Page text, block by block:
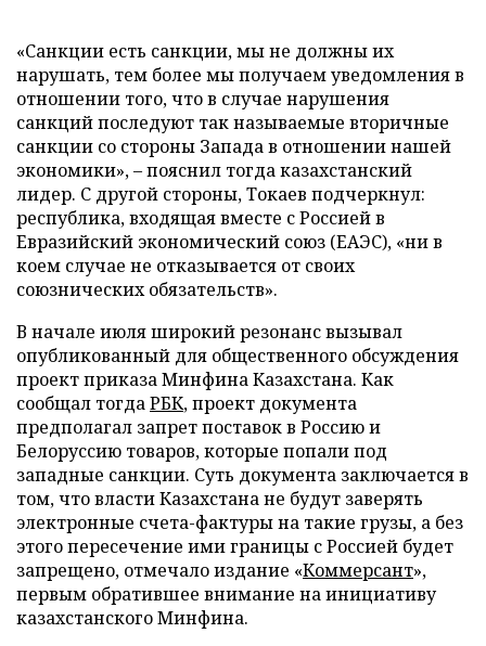
«Санкции есть санкции, мы не должны их
нарушать, тем более мы получаем уведомления в
отношении того, что в случае нарушения
санкций последуют так называемые вторичные
санкции со стороны Запада в отношении нашей
экономики», – пояснил тогда казахстанский
лидер. С другой стороны, Токаев подчеркнул:
республика, входящая вместе с Россией в
Евразийский экономический союз (ЕАЭС), «ни в
коем случае не отказывается от своих
союзнических обязательств».
В начале июля широкий резонанс вызывал
опубликованный для общественного обсуждения
проект приказа Минфина Казахстана. Как
сообщал тогдаРБК, проект документа
предполагал запрет поставок в Россию и
Белоруссию товаров, которые попали под
западные санкции. Суть документа заключается в
том, что власти Казахстана не будут заверять
электронные счета-фактуры на такие грузы, а без
этого пересечение ими границы с Россией будет
запрещено, отмечало издание «Коммерсант»,
первым обратившее внимание на инициативу
казахстанского Минфина.